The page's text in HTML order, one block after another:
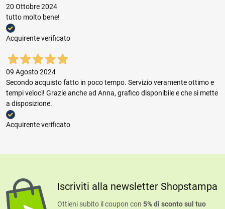
20 Ottobre 2024
tutto molto bene!
Acquirente verificato
09 Agosto 2024
Secondo acquisto fatto in poco tempo. Servizio veramente ottimo e
tempi veloci! Grazie anche ad Anna, grafico disponibile e che si mette
a disposizione.
Acquirente verificato
Iscriviti alla newsletter Shopstampa
Ottieni subito il coupon con 5% di sconto sul tuo